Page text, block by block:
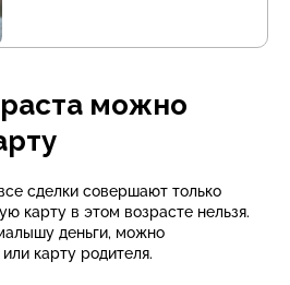
можно
сделки совершают только
карту в этом возрасте нельзя.
деньги, можно
карту родителя.